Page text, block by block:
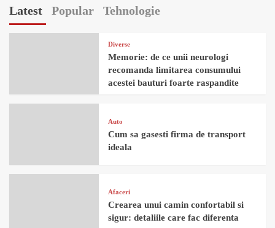
Latest Popular Tehnologie
Diverse
Memorie: de ce unii neurologi
recomanda limitarea consumului
acestei bauturi foarte raspandite
Auto
Cum sa gasesti firma de transport
ideala
Afaceri
Crearea unui camin confortabil si
sigur: detaliile care fac diferenta